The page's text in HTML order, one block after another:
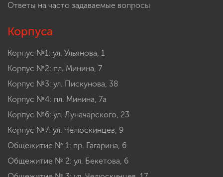
Ответы на часто задаваемые вопросы
Корпуса
Корпус №1: ул. Ульянова, 1
Корпус №2: пл. Минина, 7
Корпус №3: ул. Пискунова, 38
Корпус №4: пл. Минина, 7а
Корпус №6: ул. Луначарского, 23
Корпус №7: ул. Челюскинцев, 9
Общежитие № 1: пр. Гагарина, 6
Общежитие № 2: ул. Бекетова, 6